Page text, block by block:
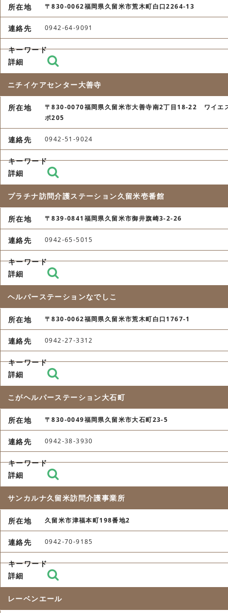
〒830-0062福岡県久留米市荒木町白口2264-13
0942-64-9091
ニチイケアセンター大善寺
〒830-0070福岡県久留米市大善寺南2丁目18-22 ワイエ
ポ205
0942-51-9024
プラチナ訪問介護ステーション久留米壱番館
〒839-0841福岡県久留米市御井旗崎3-2-26
0942-65-5015
ヘルパーステーションなでしこ
〒830-0062福岡県久留米市荒木町白口1767-1
0942-27-3312
こがヘルパーステーション大石町
〒830-0049福岡県久留米市大石町23-5
0942-38-3930
サンカルナ久留米訪問介護事業所
久留米市津福本町198番地2
0942-70-9185
レーベンエール